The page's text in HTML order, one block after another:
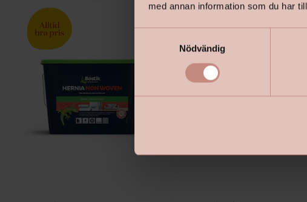
med annan information som du har
m
e
s
Nödvändig